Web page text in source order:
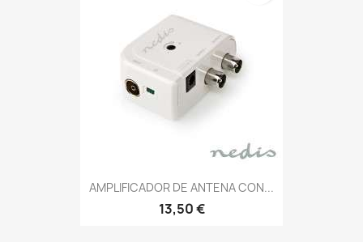
AMPLIFICADOR DE ANTENA CON...
13,50 €